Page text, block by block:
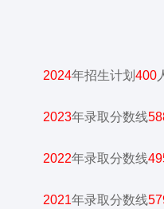
2024年招生计划400
2023年录取分数线
2022年录取分数线
2021年录取分数线